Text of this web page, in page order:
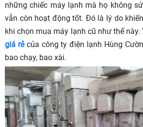
những chiếc máy lạnh mà họ không
vẫn còn hoạt động tốt. Đó là lý do
khi chọn mua máy lạnh cũ như thế này.
giá rẻcủa công ty điện lạnh Hùng
bao chạy, bao xài.